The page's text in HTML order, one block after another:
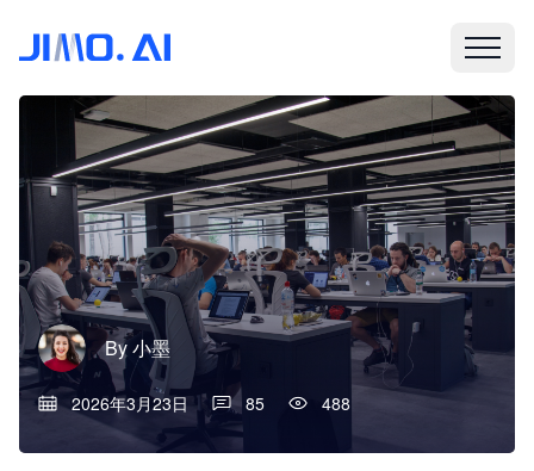
By小墨
2026年3月23日 85 488